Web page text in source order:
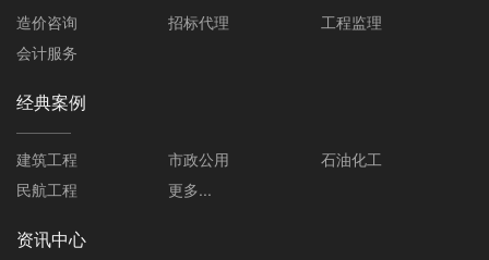
造价咨询 招标代理
工程监理
会计服务
经典案例
建筑工程 市政公用
石油化工
民航工程
更多...
资讯中心